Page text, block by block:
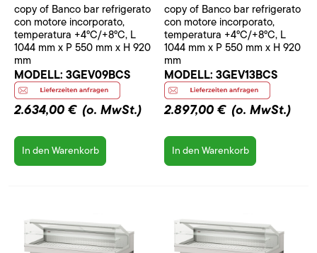
copy of Banco bar refrigerato
con motore incorporato,
temperatura +4°C/+8°C, L
1044 mm x P 550 mm x H 920
mm
MODELL: 3GEV09BCS
2.634,00 € (o. MwSt.)
In den Warenkorb
copy of Banco bar refrigerato
con motore incorporato,
temperatura +4°C/+8°C, L
1044 mm x P 550 mm x H 920
mm
MODELL: 3GEV13BCS
2.897,00 € (o. MwSt.)
In den Warenkorb